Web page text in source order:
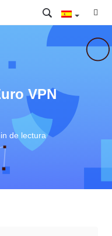
VPN
de lectura